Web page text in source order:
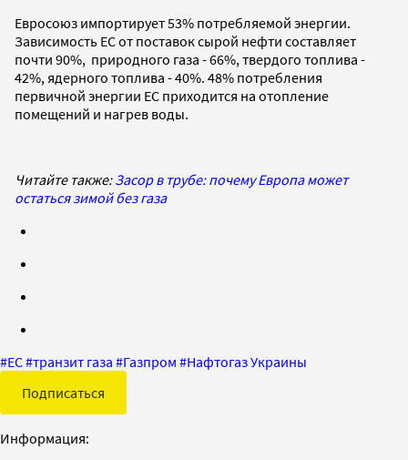
Евросоюз импортирует 53% потребляемой энергии.
Зависимость ЕС от поставок сырой нефти составляет
почти 90%, природного газа - 66%, твердого топлива -
42%, ядерного топлива - 40%. 48% потребления
первичной энергии ЕС приходится на отопление
помещений и нагрев воды.
Читайте также:Засор в трубе: почему Европа может
остаться зимой без газа
#ЕС#транзит газа #Газпром #Нафтогаз Украины
Подписаться
Информация: